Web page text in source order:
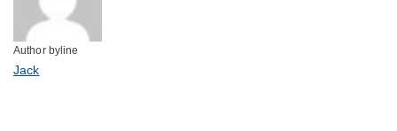
Author byline
Jack